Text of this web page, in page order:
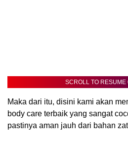
SCROLL TO RESUME
Maka dari itu, disini kami akan
body care terbaik yang sangat
pastinya aman jauh dari bahan